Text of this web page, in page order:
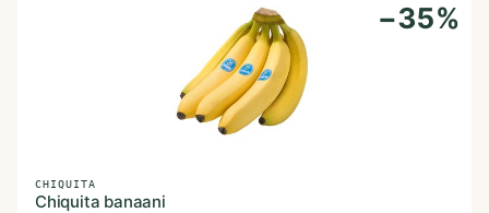
−35%
CHIQUITA
Chiquita banaani